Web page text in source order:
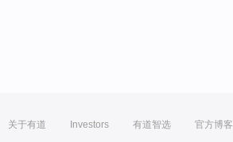
关于有道 Investors 有道智选 官方博客